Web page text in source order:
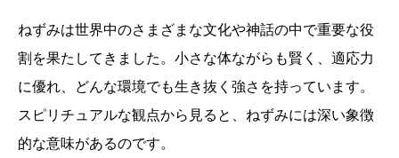
ねずみは世界中のさまざまな文化や神話の中で重要な役
割を果たしてきました。小さな体ながらも賢く、適応力
に優れ、どんな環境でも生き抜く強さを持っています。
スピリチュアルな観点から見ると、ねずみには深い象徴
的な意味があるのです。